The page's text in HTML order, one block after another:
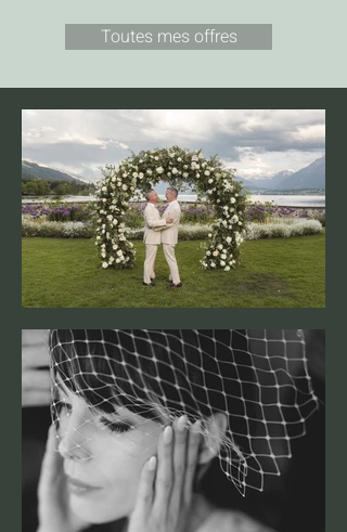
Toutes mes offres